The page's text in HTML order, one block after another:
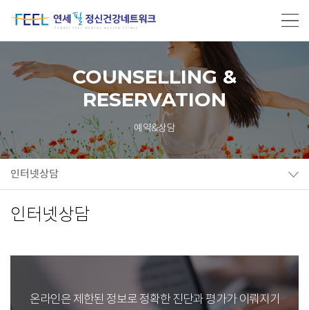
COUNSELLING &
RESERVATION
예약&상담
인터넷상담
인터넷상담
온라인은 제한된 정보로 정확한 진단과 평가가 이뤄지기